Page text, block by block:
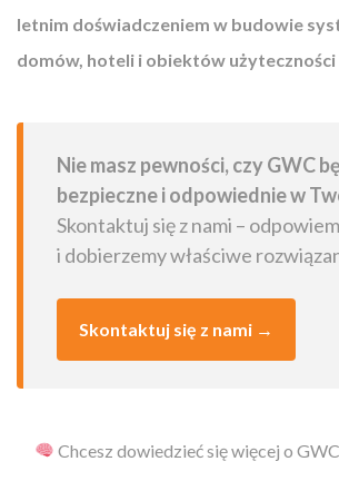
letnim doświadczeniem w budowie
domów, hoteli i obiektów użyteczności
Nie masz pewności, czy GWC
bezpieczne i odpowiednie w
Skontaktuj się z nami –
i dobierzemy właściwe
Skontaktuj się z nami →
Chcesz dowiedzieć się więcej o